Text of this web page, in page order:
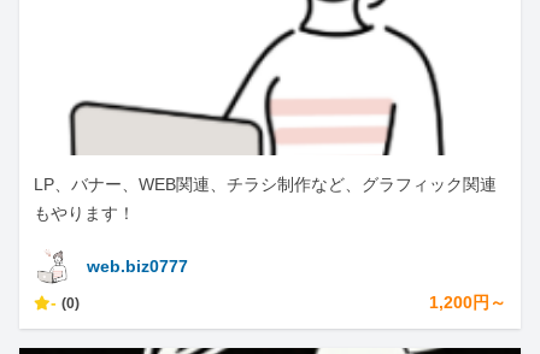
LP、バナー、WEB関連、チラシ制作など、グラフィック関連
もやります！
web.biz0777
- (0) 1,200円～